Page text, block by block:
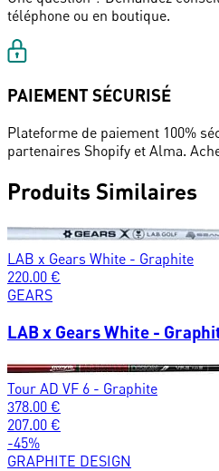
téléphone ou en boutique.
PAIEMENT SÉCURISÉ
Plateforme de paiement 100%
partenaires Shopify et Alma.
Produits Similaires
LAB x Gears White - Graphite
220.00 €
GEARS
LAB x Gears White -
Tour AD VF 6 - Graphite
378.00 €
207.00 €
-45%
GRAPHITE DESIGN